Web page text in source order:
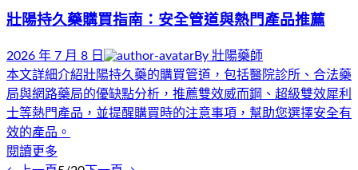
壯陽持久藥購買指南：安全管道與熱門產品推薦
2026 年 7 月 8 日 By 壯陽藥師
本文詳細介紹壯陽持久藥的購買管道，包括醫院診所、合法藥
局與網路藥局的優缺點分析，推薦雙效威而鋼、超級雙效犀利
士等熱門產品，並提醒購買時的注意事項，幫助您選擇安全有
效的產品。
閱讀更多